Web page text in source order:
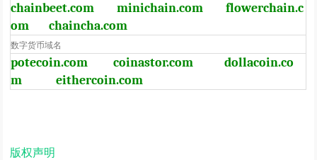
chainbeet.com minichain.com
flowerchain.c
om
chaincha.com
数字货币域名
potecoin.com coinastor.com
dollacoin.co
m
eithercoin.com
版权声明